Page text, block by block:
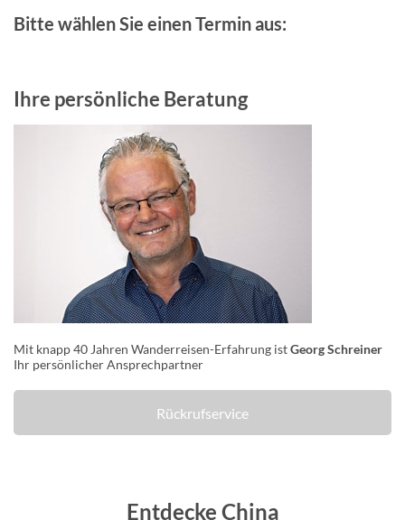
Bitte wählen Sie einen Termin aus:
Ihre persönliche Beratung
Mit knapp 40 Jahren Wanderreisen-Erfahrung istGeorg Schreiner
Ihr persönlicher Ansprechpartner
Rückrufservice
Entdecke China